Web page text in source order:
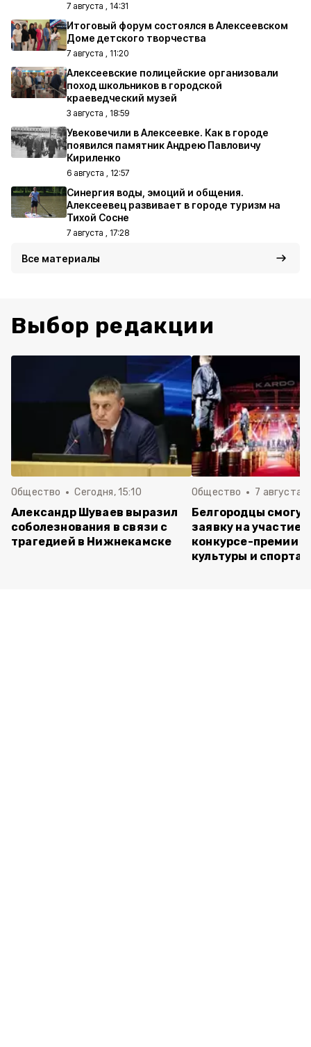
7 августа , 14:31
Итоговый форум состоялся в Алексеевском
Доме детского творчества
7 августа , 11:20
Алексеевские полицейские организовали
поход школьников в городской
краеведческий музей
3 августа , 18:59
Увековечили в Алексеевке. Как в городе
появился памятник Андрею Павловичу
Кириленко
6 августа , 12:57
Синергия воды, эмоций и общения.
Алексеевец развивает в городе туризм на
Тихой Сосне
7 августа , 17:28
Все материалы
Выбор редакции
Общество Сегодня, 15:10
Александр Шуваев выразил
соболезнования в связи с
трагедией в Нижнекамске
Общество 7 августа ,
Белгородцы
заявку на участие в
конкурсе-премии
культуры и спорта